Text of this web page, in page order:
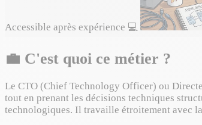
Accessible après expérience 💻
💼 C'est quoi ce métier ?
Le CTO (Chief Technology Officer) ou
tout en prenant les décisions techniques
technologiques. Il travaille étroitement avec